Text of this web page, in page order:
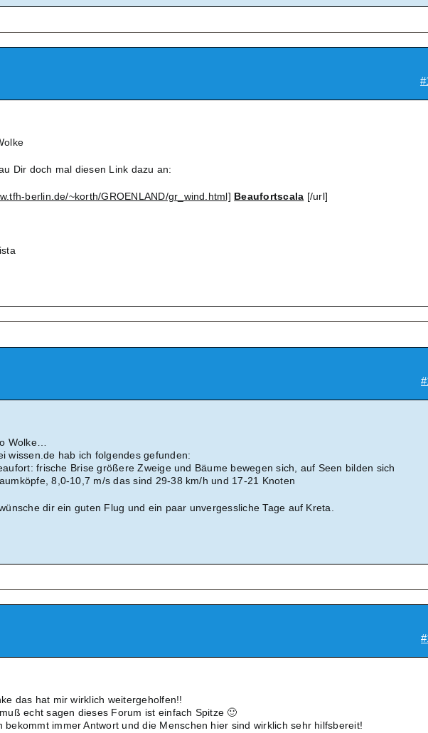
Dir doch mal diesen Link dazu an:
berlin.de/~korth/GROENLAND/gr_wind.html] Beaufortscala [/url]
Wolke…
wissen.de hab ich folgendes gefunden:
frische Brise größere Zweige und Bäume bewegen sich, auf Seen bilden sich
8,0-10,7 m/s das sind 29-38 km/h und 17-21 Knoten
dir ein guten Flug und ein paar unvergessliche Tage auf Kreta.
das hat mir wirklich weitergeholfen!!
echt sagen dieses Forum ist einfach Spitze 🙂
bekommt immer Antwort und die Menschen hier sind wirklich sehr hilfsbereit!